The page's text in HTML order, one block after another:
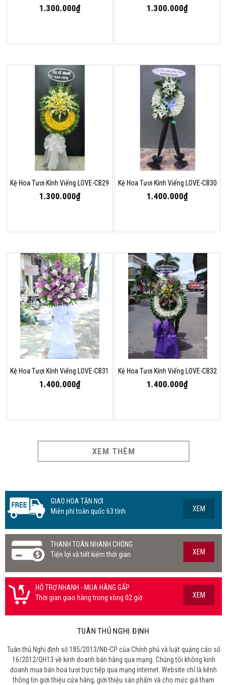
1.300.000₫ 1.300.000₫
Kệ Hoa Tươi Kính Viếng LOVE-CB29
1.300.000₫
Kệ Hoa Tươi Kính Viếng LOVE-CB30
1.400.000₫
Kệ Hoa Tươi Kính Viếng LOVE-CB31
1.400.000₫
Kệ Hoa Tươi Kính Viếng LOVE-CB32
1.400.000₫
XEM THÊM
GIAO HOA TẬN NƠI
Miễn phí toàn quốc 63 tỉnh
XEM
THANH TOÁN NHANH CHÓNG
Tiện lợi và tiết kiệm thời gian
XEM
HỖ TRỢ NHANH - MUA HÀNG GẤP
Thời gian giao hàng trong vòng 02 giờ
XEM
TUÂN THỦ NGHỊ ĐỊNH
Tuân thủ Nghị định số 185/2013/NĐ-CP của Chính phủ và luật quảng cáo số
16/2012/QH13 về kinh doanh bán hàng qua mạng. Chúng tôi không kinh
doanh mua bán hoa tươi trực tiếp qua mạng internet. Website chỉ là kênh
thông tin giới thiệu cửa hàng, giới thiệu sản phẩm và cho mức giá tham